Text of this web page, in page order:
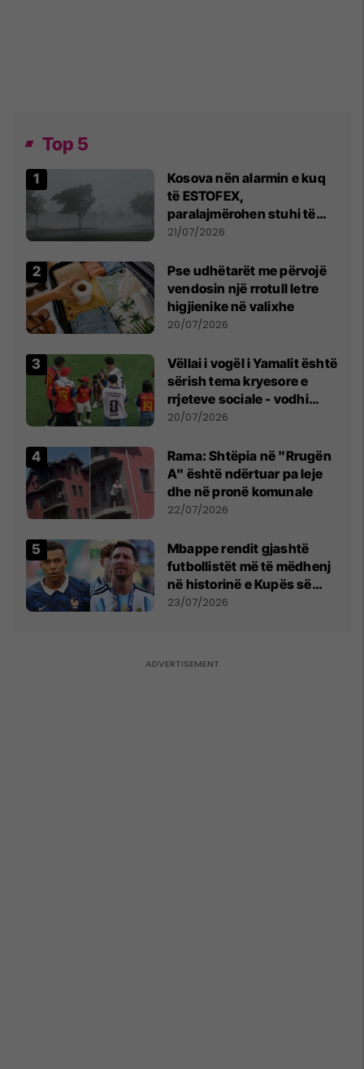
Top 5
Kosova nën alarmin e kuq
të ESTOFEX,
paralajmërohen stuhi të
fuqishme me breshër dhe
21/07/2026
Pse udhëtarët me përvojë
vendosin një rrotull letre
higjienike në valixhe
20/07/2026
Vëllai i vogël i Yamalit është
sërish tema kryesore e
rrjeteve sociale - vodhi
vëmendjen pas finales së
20/07/2026
Rama: Shtëpia në "Rrugën
A" është ndërtuar pa leje
dhe në pronë komunale
22/07/2026
Mbappe rendit gjashtë
futbollistët më të mëdhenj
në historinë e Kupës së
Botës, Messi mbetet i dyti
23/07/2026